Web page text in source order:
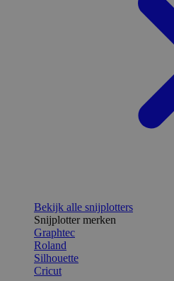
Bekijk alle snijplotters
Snijplotter merken
Graphtec
Roland
Silhouette
Cricut